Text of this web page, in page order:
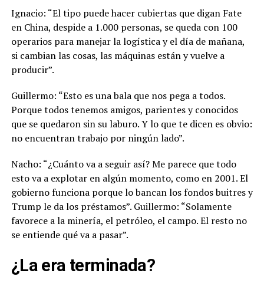
Ignacio: “El tipo puede hacer cubiertas que digan Fate
en China, despide a 1.000 personas, se queda con 100
operarios para manejar la logística y el día de mañana,
si cambian las cosas, las máquinas están y vuelve a
producir”.
Guillermo: “Esto es una bala que nos pega a todos.
Porque todos tenemos amigos, parientes y conocidos
que se quedaron sin su laburo. Y lo que te dicen es obvio:
no encuentran trabajo por ningún lado”.
Nacho: “¿Cuánto va a seguir así? Me parece que todo
esto va a explotar en algún momento, como en 2001. El
gobierno funciona porque lo bancan los fondos buitres y
Trump le da los préstamos”. Guillermo: “Solamente
favorece a la minería, el petróleo, el campo. El resto no
se entiende qué va a pasar”.
¿La era terminada?